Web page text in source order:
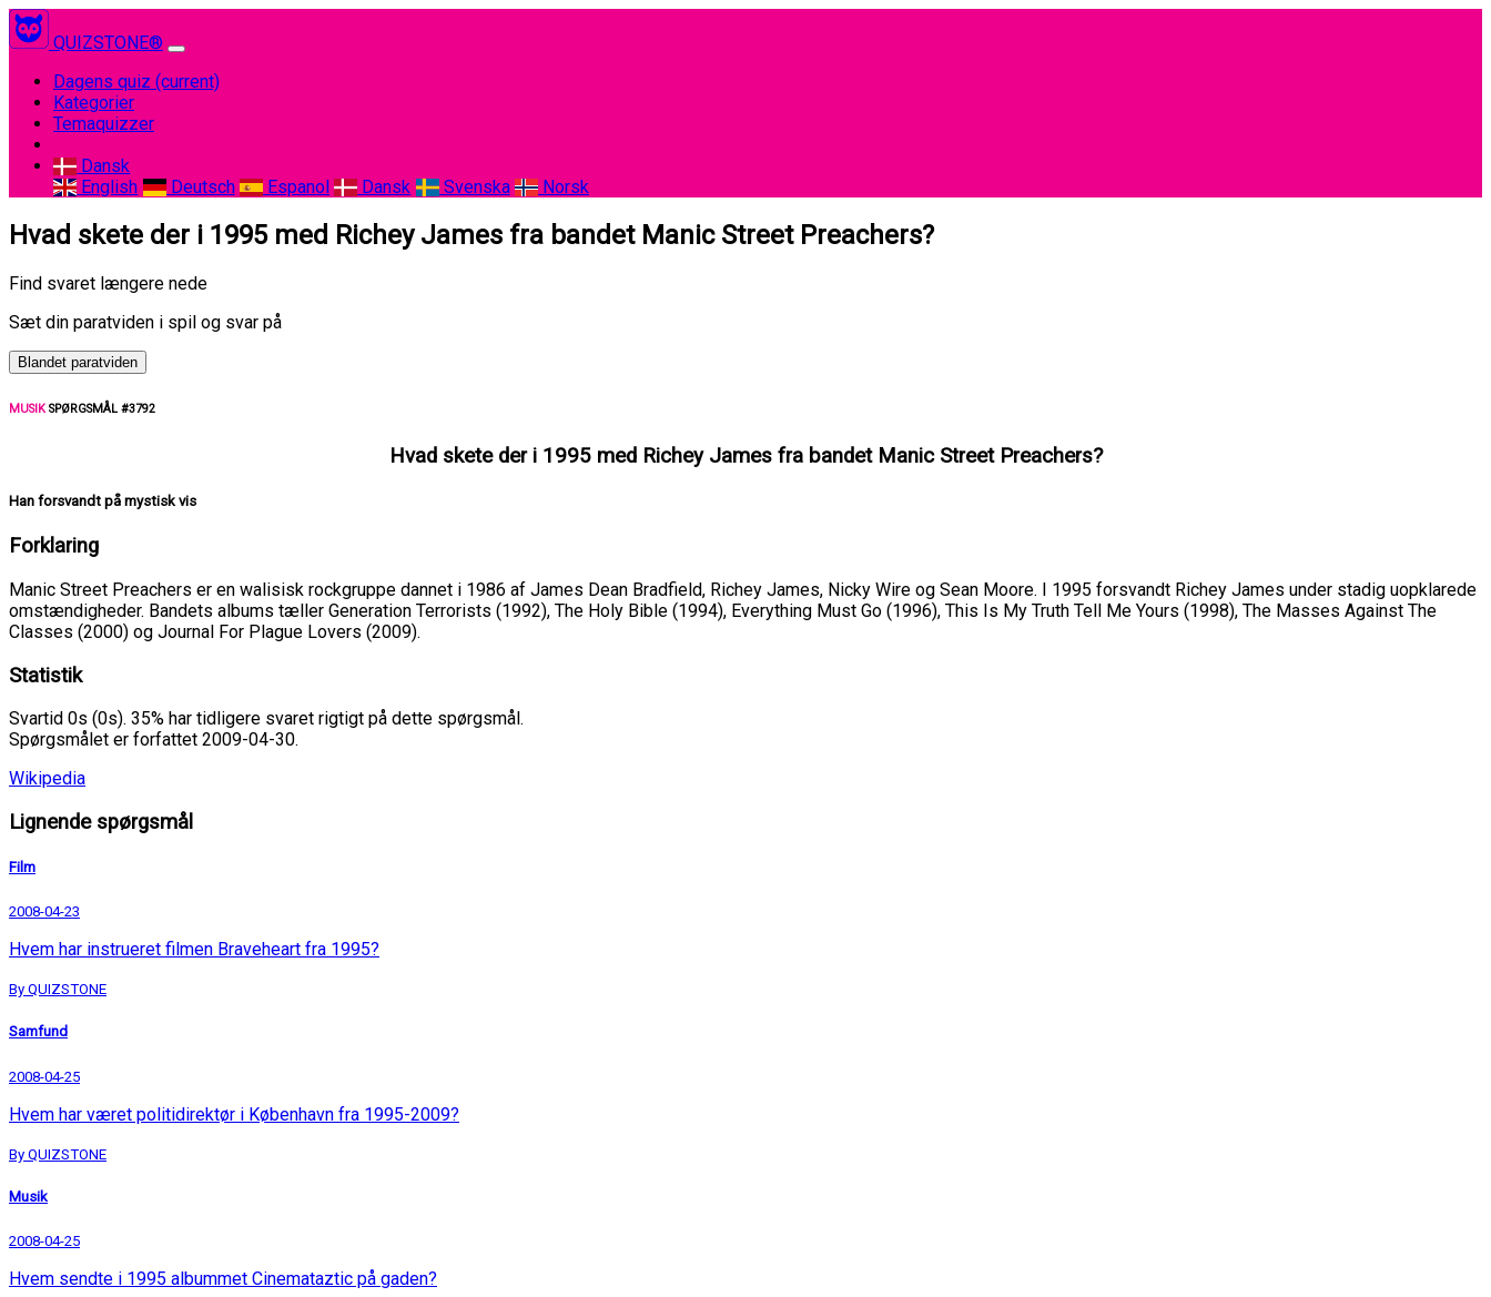
QUIZSTONE®
Dagens quiz (current)
Kategorier
Temaquizzer
Dansk
English
Deutsch Espanol Dansk Svenska Norsk
Hvad skete der i 1995 med Richey James fra bandet Manic Street Preachers?
Find svaret længere nede
Sæt din paratviden i spil og svar på
Blandet paratviden
MUSIKSPØRGSMÅL #3792
Hvad skete der i 1995 med Richey James fra bandet Manic Street Preachers?
Han forsvandt på mystisk vis
Forklaring
Manic Street Preachers er en walisisk rockgruppe dannet i 1986 af James Dean Bradfield, Richey James, Nicky Wire og Sean Moore. I 1995 forsvandt Richey James under stadig uopklarede
omstændigheder. Bandets albums tæller Generation Terrorists (1992), The Holy Bible (1994), Everything Must Go (1996), This Is My Truth Tell Me Yours (1998), The Masses Against The
Classes (2000) og Journal For Plague Lovers (2009).
Statistik
Svartid 0s (0s). 35% har tidligere svaret rigtigt på dette spørgsmål.
Spørgsmålet er forfattet 2009-04-30.
Wikipedia
Lignende spørgsmål
Film
2008-04-23
Hvem har instrueret filmen Braveheart fra 1995?
By QUIZSTONE
Samfund
2008-04-25
Hvem har været politidirektør i København fra 1995-2009?
By QUIZSTONE
Musik
2008-04-25
Hvem sendte i 1995 albummet Cinemataztic på gaden?